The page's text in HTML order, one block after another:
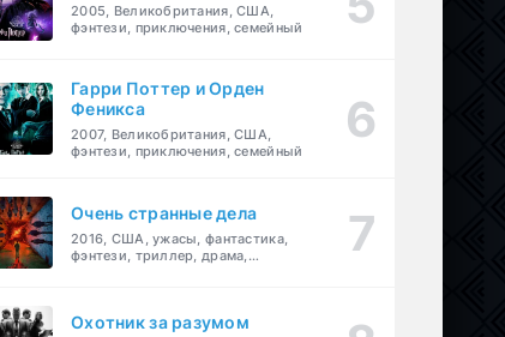
2005, Великобритания, США,
фэнтези, приключения, семейный
Гарри Поттер и Орден
Феникса
2007, Великобритания, США,
фэнтези, приключения, семейный
Очень странные дела
2016, США, ужасы, фантастика,
фэнтези, триллер, драма,
Охотник за разумом